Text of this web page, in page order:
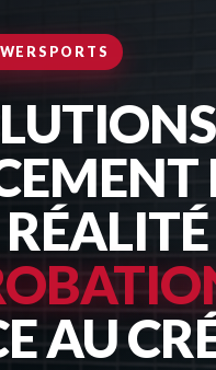
AU